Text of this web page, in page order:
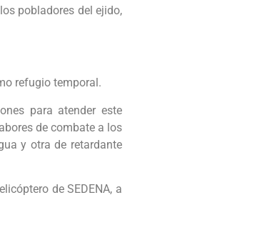
pobladores del ejido,
refugio temporal.
para atender este
de combate a los
y otra de retardante
de SEDENA, a